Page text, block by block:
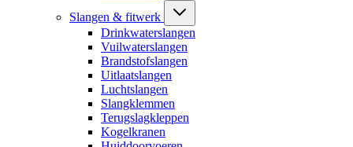
Slangen & fitwerk
Drinkwaterslangen
Vuilwaterslangen
Brandstofslangen
Uitlaatslangen
Luchtslangen
Slangklemmen
Terugslagkleppen
Kogelkranen